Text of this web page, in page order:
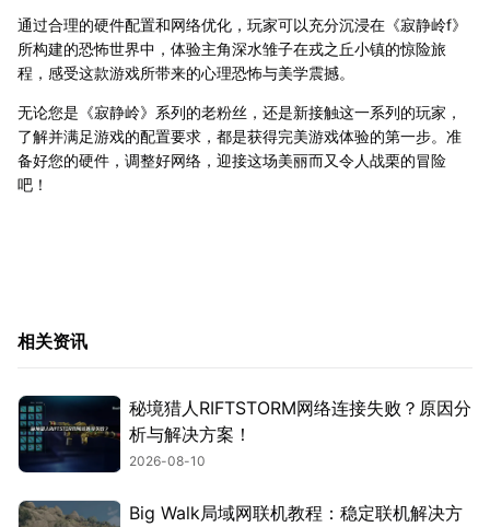
通过合理的硬件配置和网络优化，玩家可以充分沉浸在《寂静岭f》
所构建的恐怖世界中，体验主角深水雏子在戎之丘小镇的惊险旅
程，感受这款游戏所带来的心理恐怖与美学震撼。
无论您是《寂静岭》系列的老粉丝，还是新接触这一系列的玩家，
了解并满足游戏的配置要求，都是获得完美游戏体验的第一步。准
备好您的硬件，调整好网络，迎接这场美丽而又令人战栗的冒险
吧！
相关资讯
秘境猎人RIFTSTORM网络连接失败？原因分
析与解决方案！
2026-08-10
Big Walk局域网联机教程：稳定联机解决方